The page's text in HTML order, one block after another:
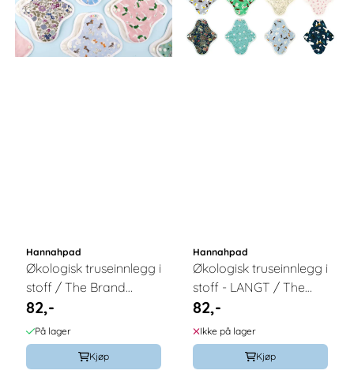
Hannahpad
Økologisk truseinnlegg i
stoff / The Brand
Hannah
82,-
På lager
Kjøp
Hannahpad
Økologisk truseinnlegg i
stoff - LANGT / The
Brand Hannah
82,-
Ikke på lager
Kjøp